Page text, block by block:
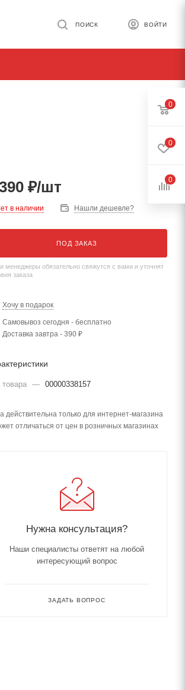
ВОЙТИ
ПОИСК
₽/шт
в наличии Нашли дешевле?
ПОД ЗАКАЗ
менеджеры обязательно свяжутся с вами и уточнят
заказа
Хочу в подарок
Самовывоз сегодня - бесплатно
Доставка завтра - 390 ₽
товара — 00000338157
действительна только для интернет-магазина
отличаться от цен в розничных магазинах
Нужна консультация?
Наши специалисты ответят на любой
интересующий вопрос
ЗАДАТЬ ВОПРОС
0
0
0